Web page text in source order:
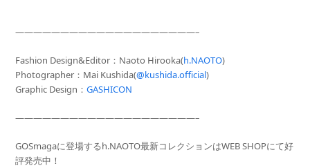
————————————————————–
Fashion Design&Editor：Naoto Hirooka(h.NAOTO)
Photographer ：Mai Kushida(@kushida.official)
Graphic Design：GASHICON
————————————————————–
GOSmagaに登場するh.NAOTO最新コレクションはWEB SHOPにて好
評発売中！